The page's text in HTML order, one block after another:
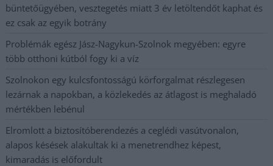
büntetőügyében, vesztegetés miatt 3 év letöltendőt kaphat és
ez csak az egyik botrány
Problémák egész Jász-Nagykun-Szolnok megyében: egyre
több otthoni kútból fogy ki a víz
Szolnokon egy kulcsfontosságú körforgalmat részlegesen
lezárnak a napokban, a közlekedés az átlagost is meghaladó
mértékben lebénul
Elromlott a biztosítóberendezés a ceglédi vasútvonalon,
alapos késések alakultak ki a menetrendhez képest,
kimaradás is előfordult